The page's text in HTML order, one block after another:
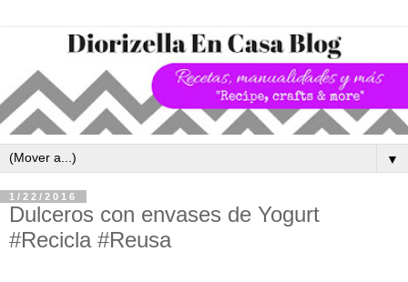
▼
1/22/2016
Dulceros con envases de Yogurt
#Recicla #Reusa